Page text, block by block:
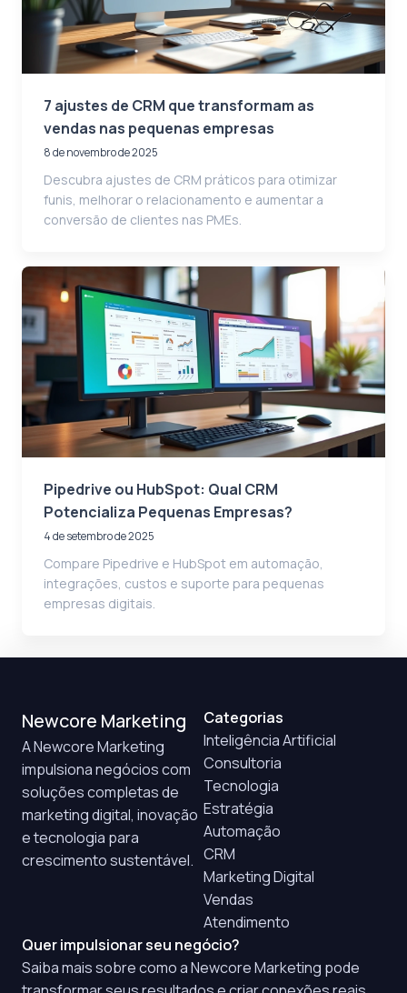
7 ajustes de CRM que transformam as
vendas nas pequenas empresas
8 de novembro de 2025
Descubra ajustes de CRM práticos para otimizar
funis, melhorar o relacionamento e aumentar a
conversão de clientes nas PMEs.
Pipedrive ou HubSpot: Qual CRM
Potencializa Pequenas Empresas?
4 de setembro de 2025
Compare Pipedrive e HubSpot em automação,
integrações, custos e suporte para pequenas
empresas digitais.
Newcore Marketing
A Newcore Marketing
impulsiona negócios com
soluções completas de
marketing digital, inovação
e tecnologia para
crescimento sustentável.
Categorias
Inteligência Artificial
Consultoria
Tecnologia
Estratégia
Automação
CRM
Marketing Digital
Vendas
Atendimento
Quer impulsionar seu negócio?
Saiba mais sobre como a Newcore Marketing pode